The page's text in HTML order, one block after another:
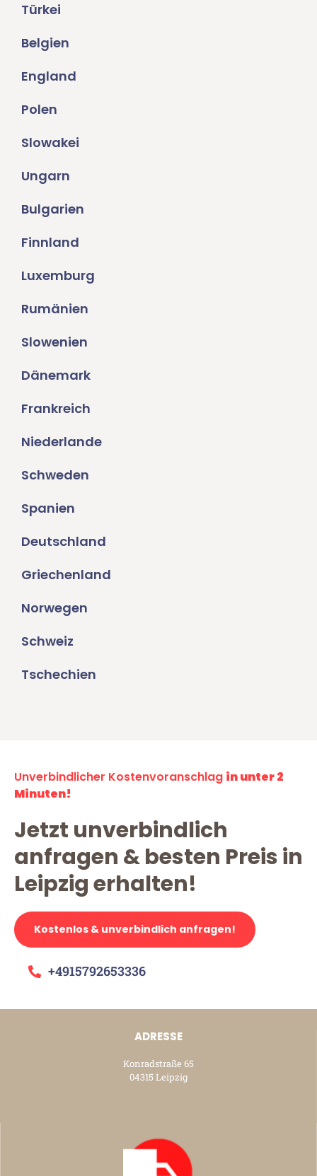
Türkei
Belgien
England
Polen
Slowakei
Ungarn
Bulgarien
Finnland
Luxemburg
Rumänien
Slowenien
Dänemark
Frankreich
Niederlande
Schweden
Spanien
Deutschland
Griechenland
Norwegen
Schweiz
Tschechien
Unverbindlicher Kostenvoranschlag in unter 2
Minuten!
Jetzt unverbindlich
anfragen & besten Preis in
Leipzig erhalten!
Kostenlos & unverbindlich anfragen!
+4915792653336
ADRESSE
Konradstraße 65
04315 Leipzig